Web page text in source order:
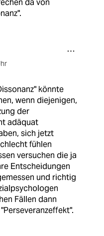
da von
könnte
wenn diejenigen,
der
adäquat
sich jetzt
fühlen
versuchen die ja
Entscheidungen
und richtig
Fällen dann